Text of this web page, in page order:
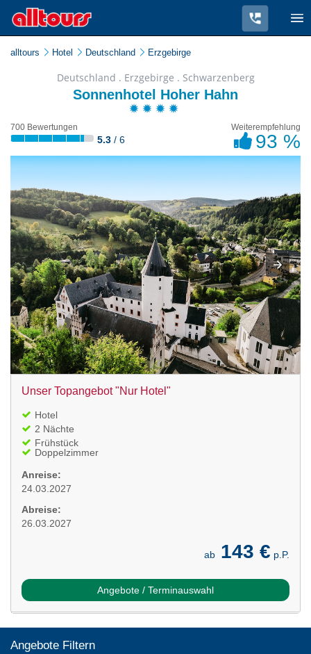
alltours Hotel Deutschland Erzgebirge
Deutschland . Erzgebirge . Schwarzenberg
Sonnenhotel Hoher Hahn
700 Bewertungen
5.3 / 6
Weiterempfehlung
93 %
Unser Topangebot "Nur Hotel"
Hotel
2 Nächte
Frühstück
Doppelzimmer
Anreise:
24.03.2027
Abreise:
26.03.2027
ab 143 € p.P.
Angebote / Terminauswahl
Angebote Filtern